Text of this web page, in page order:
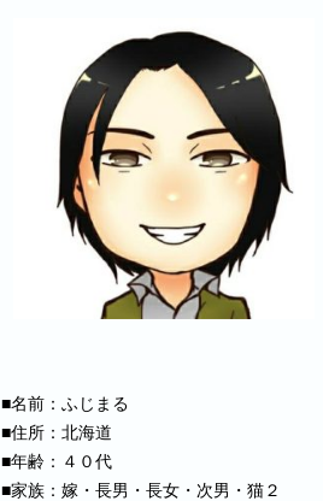
■名前：ふじまる
■住所：北海道
■年齢：４０代
■家族：嫁・長男・長女・次男・猫２